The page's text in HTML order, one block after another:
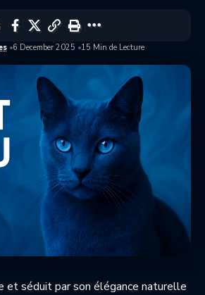
6 December 2025 15 Min de Lecture
et séduit par son élégance naturelle